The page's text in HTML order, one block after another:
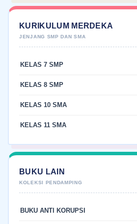
KURIKULUM MERDEKA
KELAS 7 SMP
KELAS 8 SMP
KELAS 10 SMA
KELAS 11 SMA
BUKU LAIN
BUKU ANTI KORUPSI